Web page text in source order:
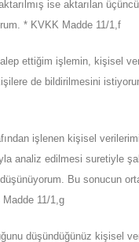
ise aktarılan
* KVKK Madde 11/1,f
ettiğim işlemin, kişisel
de bildirilmesini
işlenen kişisel
analiz edilmesi suretiyle
Bu sonucun
11/1,g
düşündüğünüz kişisel